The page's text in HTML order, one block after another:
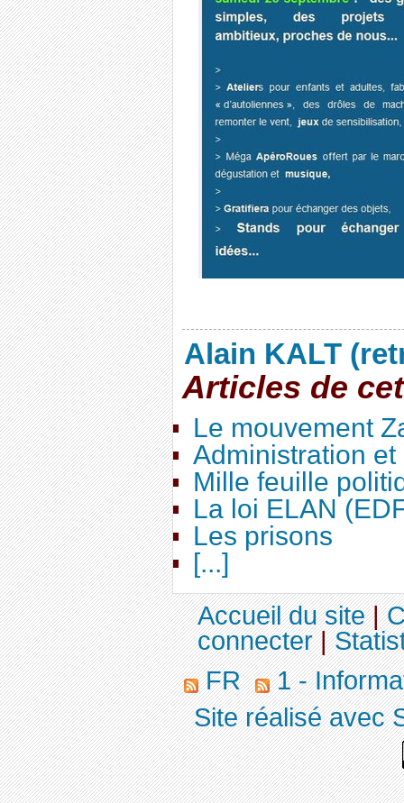
Alain KALT
Articles de
Le mouvement
Administration
Mille feuille
La loi ELAN
Les prisons
[...]
Accueil du site|
connecter|
FR
1 -
Site réalisé avec